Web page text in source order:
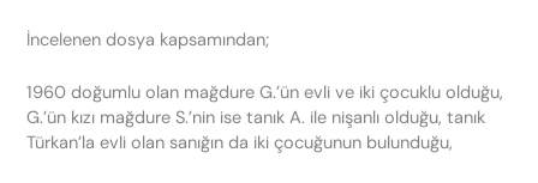
İncelenen dosya kapsamından;
1960 doğumlu olan mağdure G.’ün evli ve iki çocuklu olduğu,
G.’ün kızı mağdure S.’nin ise tanık A. ile nişanlı olduğu, tanık
Türkan’la evli olan sanığın da iki çocuğunun bulunduğu,